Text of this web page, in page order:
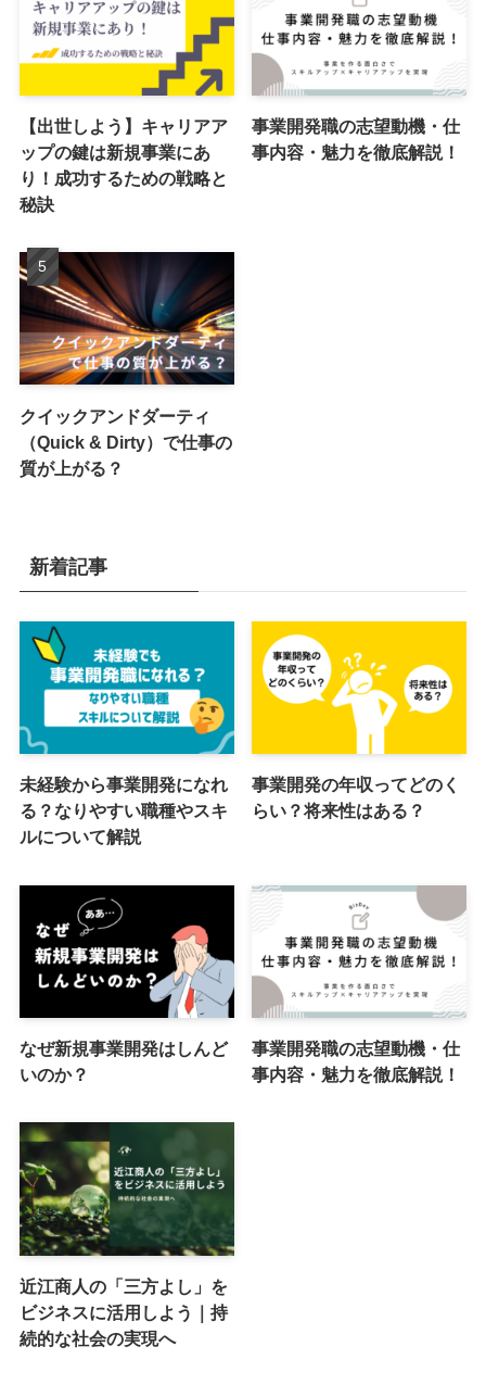
【出世しよう】キャリアア
ップの鍵は新規事業にあ
り！成功するための戦略と
秘訣
事業開発職の志望動機・仕
事内容・魅力を徹底解説！
クイックアンドダーティ
（Quick & Dirty）で仕事の
質が上がる？
新着記事
未経験から事業開発になれ
る？なりやすい職種やスキ
ルについて解説
事業開発の年収ってどのく
らい？将来性はある？
なぜ新規事業開発はしんど
いのか？
事業開発職の志望動機・仕
事内容・魅力を徹底解説！
近江商人の「三方よし」を
ビジネスに活用しよう｜持
続的な社会の実現へ